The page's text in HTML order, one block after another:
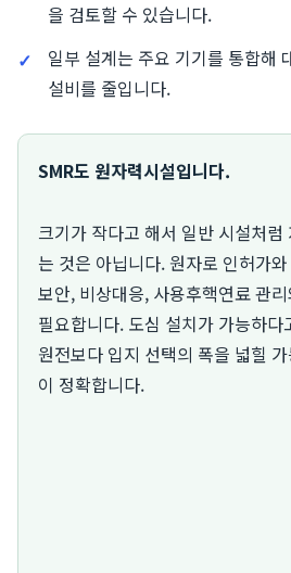
을 검토할 수 있습니다.
일부 설계는 주요 기기를 통합해
설비를 줄입니다.
SMR도 원자력시설입니다.
크기가 작다고 해서 일반 시설처
는 것은 아닙니다. 원자로 인허가
보안, 비상대응, 사용후핵연료 관
필요합니다. 도심 설치가 가능하다
원전보다 입지 선택의 폭을 넓힐
이 정확합니다.